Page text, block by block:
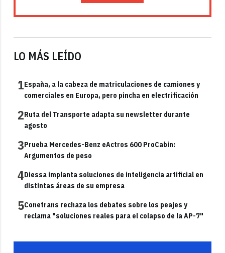
LO MÁS LEÍDO
1España, a la cabeza de matriculaciones de camiones y
comerciales en Europa, pero pincha en electrificación
2Ruta del Transporte adapta su newsletter durante
agosto
3Prueba Mercedes-Benz eActros 600 ProCabin:
Argumentos de peso
4Diessa implanta soluciones de inteligencia artificial en
distintas áreas de su empresa
5Conetrans rechaza los debates sobre los peajes y
reclama "soluciones reales para el colapso de la AP-7"